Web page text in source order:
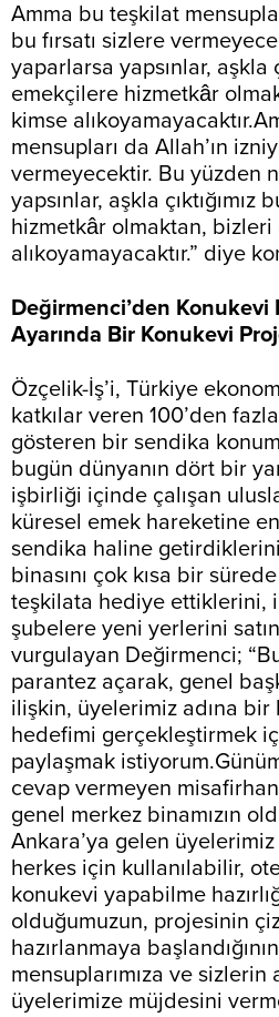
Amma bu teşkilat
bu fırsatı sizlere
yaparlarsa yapsınlar, aşkla
emekçilere hizmetkâr
kimse
mensupları da Allah’ın
vermeyecektir. Bu yüzden
yapsınlar, aşkla
hizmetkâr olmaktan, bizleri
alıkoyamayacaktır.” diye
Değirmenci’den Konukevi
Ayarında Bir Konukevi
Özçelik-İş’i, Türkiye
katkılar veren 100’den
gösteren bir sendika
bugün dünyanın dört bir
işbirliği içinde çalışan
küresel emek hareketine
sendika haline
binasını çok kısa bir
teşkilata hediye ettiklerini,
şubelere yeni yerlerini satın
vurgulayan Değirmenci;
parantez açarak, genel
ilişkin, üyelerimiz adına
hedefimi gerçekleştirmek
paylaşmak
cevap vermeyen
genel merkez binamızın
Ankara’ya gelen
herkes için kullanılabilir,
konukevi yapabilme
olduğumuzun, projesinin
hazırlanmaya
mensuplarımıza ve sizlerin
üyelerimize müjdesini